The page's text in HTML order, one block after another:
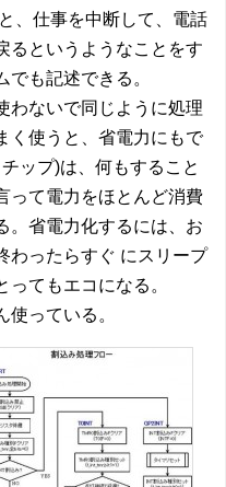
、仕事を中断して、電話
るというようなことをす
も記述できる。
わないで同じように処理
く使うと、省電力にもで
ップ)は、何もすること
って電力をほとんど消費
。省電力化するには、お
わったらすぐ にスリープ
てもエコになる。
っている。